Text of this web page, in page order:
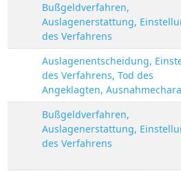
Bußgeldverfahren,
Auslagenerstattung,
des Verfahrens
Auslagenentscheidung,
des Verfahrens, Tod des
Angeklagten,
Bußgeldverfahren,
Auslagenerstattung,
des Verfahrens